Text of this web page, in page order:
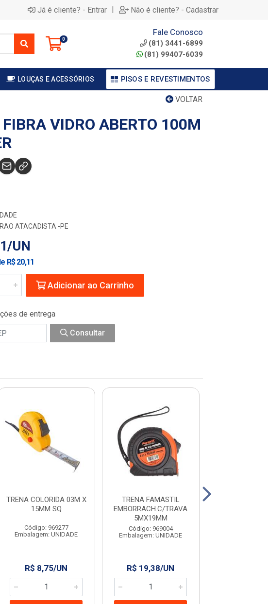
Já é cliente? - Entrar | Não é cliente? - Cadastrar
0
Fale Conosco
(81) 3441-6899
(81) 99407-6039
LOUÇAS E ACESSÓRIOS PISOS E REVESTIMENTOS
VOLTAR
VIDRO ABERTO 100M
ATACADISTA -PE
UN
R$ 20,11
Adicionar ao Carrinho
de entrega
Consultar
TRENA COLORIDA 03M X
15MM SQ
Código: 969277
Embalagem: UNIDADE
R$ 8,75/UN
TRENA FAMASTIL
EMBORRACH.C/TRAVA
5MX19MM
Código: 969004
Embalagem: UNIDADE
R$ 19,38/UN